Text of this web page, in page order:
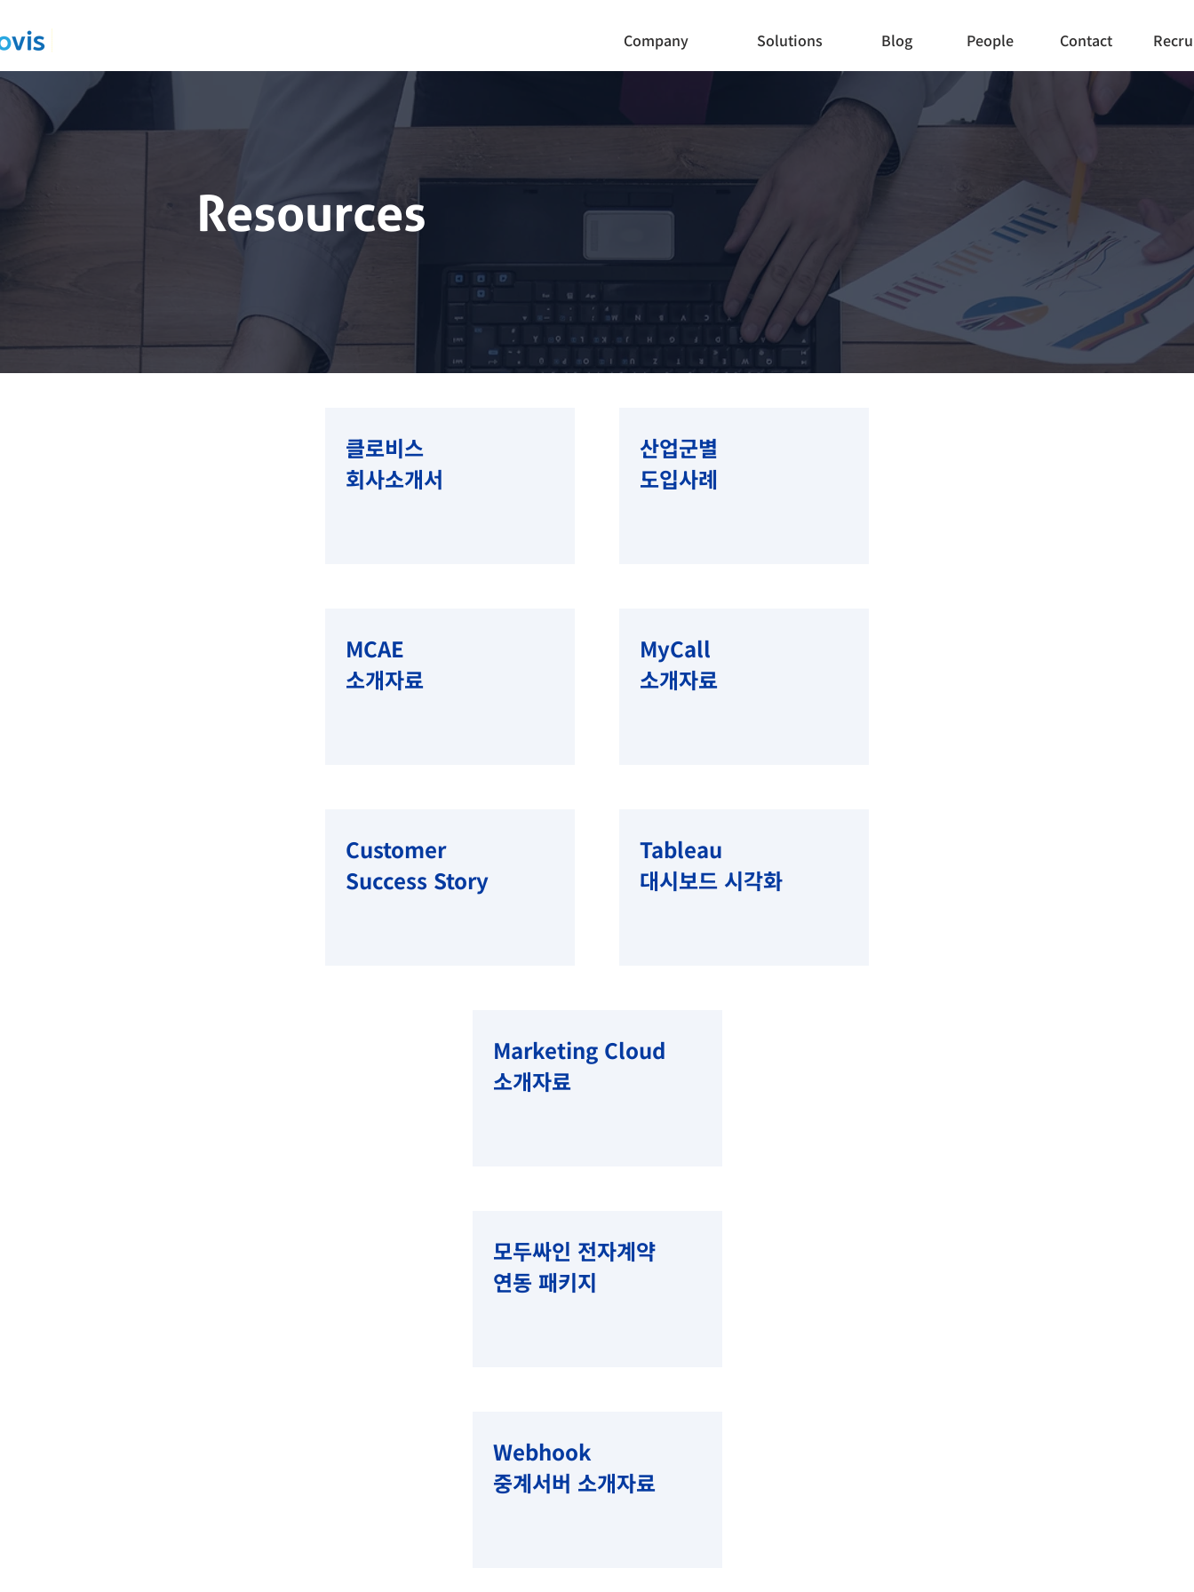
Company Solutions Blog People Contact
Resources
클로비스
회사소개서
MCAE
​소개자료
Customer
Success Story
산업군별
도입사례
MyCall
​소개자료
Tableau
대시보드 시각화
Marketing Cloud
소개자료
모두싸인 전자계약
연동 패키지
Webhook
​중계서버 소개자료